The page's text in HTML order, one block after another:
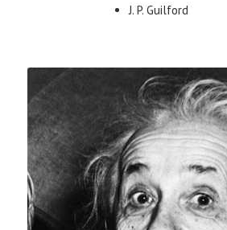
J. P. Guilford